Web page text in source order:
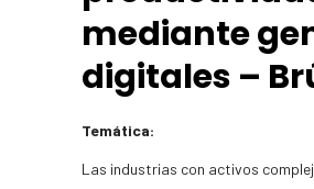
mediante
digitales –
Temática:
Las industrias con activos